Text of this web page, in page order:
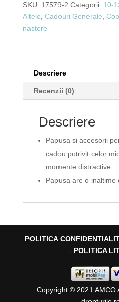
galbena
si
top
garderoba
SKU: 17579-2 Categorii: 10-
Altele, Cadouri Generale,
nastere
Descriere
Recenzii (0)
Descriere
Papusa si accesorii
cadou potrivit celor
momente distractive
Papusa are o inaltime
POLITICA
- POLITICA
Copyright © 2021 AMCO